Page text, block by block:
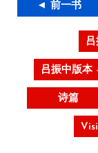
◄ 前一书
吕振中版本
诗篇